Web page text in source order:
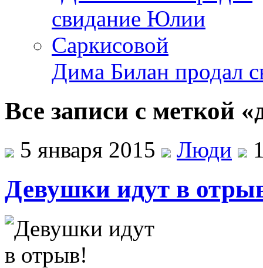
Дима Билан продал
Все записи с меткой
5 января 2015 Люди
Девушки идут в